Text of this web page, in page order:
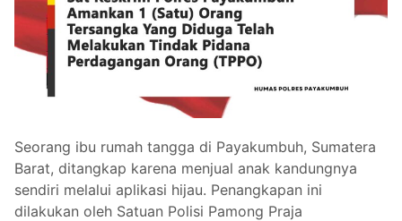
Seorang ibu rumah tangga di Payakumbuh, Sumatera
Barat, ditangkap karena menjual anak kandungnya
sendiri melalui aplikasi hijau. Penangkapan ini
dilakukan oleh Satuan Polisi Pamong Praja